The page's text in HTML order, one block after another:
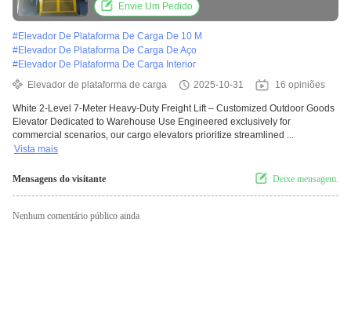
Envie Um Pedido
#Elevador De Plataforma De Carga De 10 M
#Elevador De Plataforma De Carga De Aço
#Elevador De Plataforma De Carga Interior
Elevador de plataforma de carga
2025-10-31 16 opiniões
White 2-Level 7-Meter Heavy-Duty Freight Lift – Customized Outdoor Goods
Elevator Dedicated to Warehouse Use Engineered exclusively for
commercial scenarios, our cargo elevators prioritize streamlined ...
Vista mais
Mensagens do visitante Deixe mensagem.
Nenhum comentário público ainda